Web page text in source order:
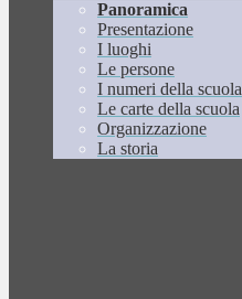
Panoramica
Presentazione
I luoghi
Le persone
I numeri della scuola
Le carte della scuola
Organizzazione
La storia